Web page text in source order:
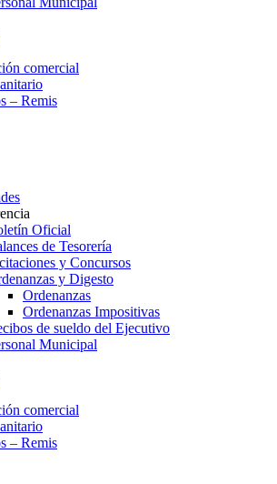
comercial
– Remis
Oficial
de Tesorería
y Concursos
y Digesto
Ordenanzas
Ordenanzas Impositivas
de sueldo del Ejecutivo
Municipal
comercial
– Remis